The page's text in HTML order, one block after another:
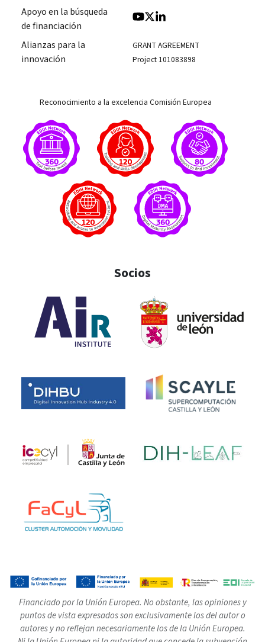
Apoyo en la búsqueda
de financiación
Alianzas para la
innovación
GRANT AGREEMENT
Project 101083898
Reconocimiento a la excelencia Comisión Europea
Socios
Financiado por la Unión Europea. No obstante, las opiniones y
puntos de vista expresados son exclusivamente los del autor o
autores y no reflejan necesariamente los de la Unión Europea.